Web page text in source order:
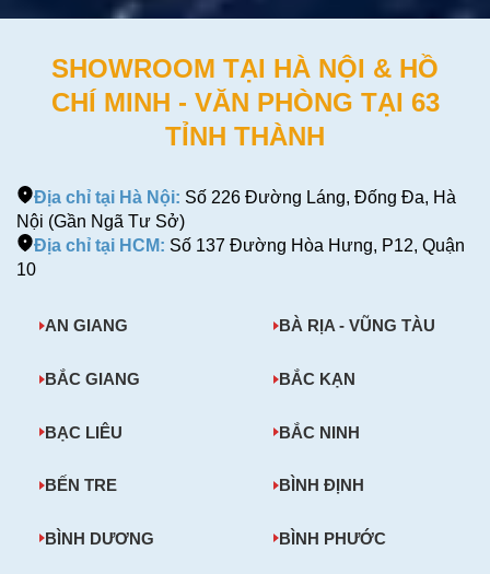
SHOWROOM TẠI HÀ NỘI & HỒ
CHÍ MINH - VĂN PHÒNG TẠI 63
TỈNH THÀNH
Địa chỉ tại Hà Nội: Số 226 Đường Láng, Đống Đa, Hà
Nội (Gần Ngã Tư Sở)
Địa chỉ tại HCM: Số 137 Đường Hòa Hưng, P12, Quận
10
AN GIANG BÀ RỊA - VŨNG TÀU
BẮC GIANG BẮC KẠN
BẠC LIÊU BẮC NINH
BẾN TRE BÌNH ĐỊNH
BÌNH DƯƠNG BÌNH PHƯỚC